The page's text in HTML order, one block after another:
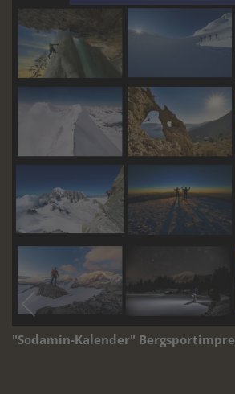
"Sodamin-Kalender"